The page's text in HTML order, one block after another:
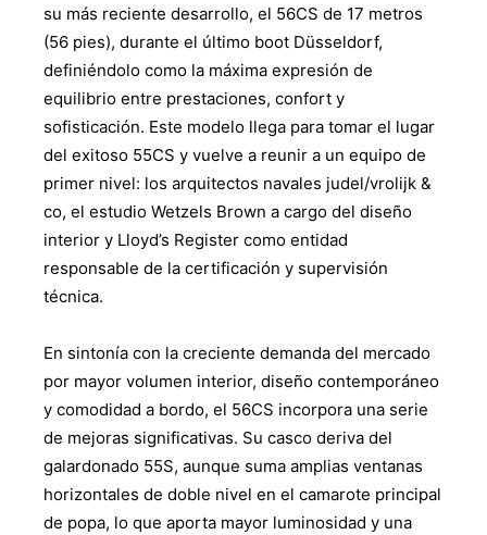
su más reciente desarrollo, el 56CS de 17 metros
(56 pies), durante el último boot Düsseldorf,
definiéndolo como la máxima expresión de
equilibrio entre prestaciones, confort y
sofisticación. Este modelo llega para tomar el lugar
del exitoso 55CS y vuelve a reunir a un equipo de
primer nivel: los arquitectos navales judel/vrolijk &
co, el estudio Wetzels Brown a cargo del diseño
interior y Lloyd’s Register como entidad
responsable de la certificación y supervisión
técnica.
En sintonía con la creciente demanda del mercado
por mayor volumen interior, diseño contemporáneo
y comodidad a bordo, el 56CS incorpora una serie
de mejoras significativas. Su casco deriva del
galardonado 55S, aunque suma amplias ventanas
horizontales de doble nivel en el camarote principal
de popa, lo que aporta mayor luminosidad y una